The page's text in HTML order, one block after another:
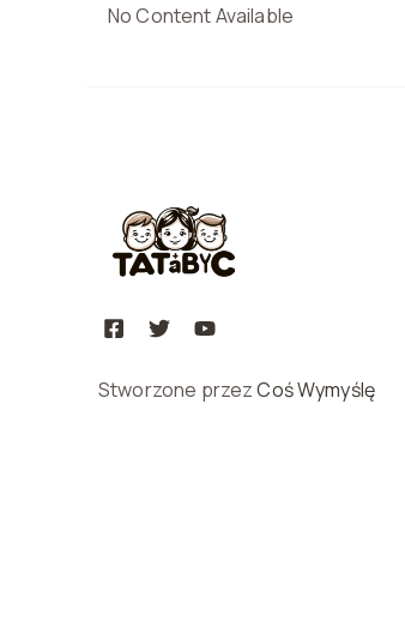
No Content Available
Stworzone przezCoś Wymyślę